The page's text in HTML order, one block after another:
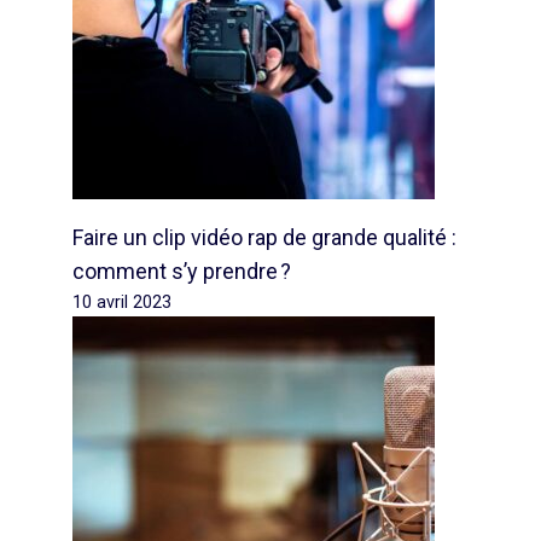
Faire un clip vidéo rap de grande qualité :
comment s’y prendre ?
10 avril 2023